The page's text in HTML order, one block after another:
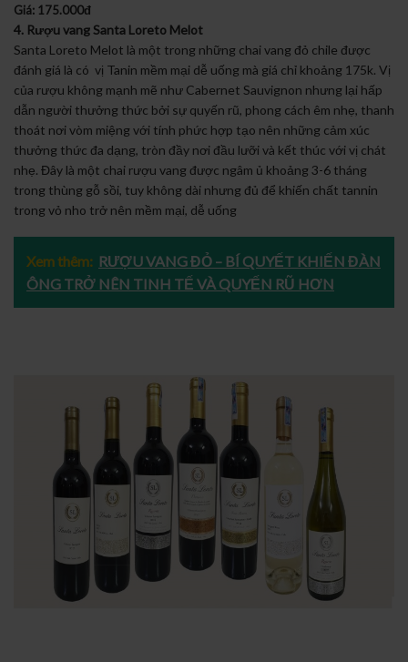
Giá: 175.000đ
4. Rượu vang Santa Loreto Melot
Santa Loreto Melot là một trong những chai vang đỏ chile được
đánh giá là có vị Tanin mềm mại dễ uống mà giá chỉ khoảng 175k. Vị
của rượu không mạnh mẽ như Cabernet Sauvignon nhưng lại hấp
dẫn người thưởng thức bởi sự quyến rũ, phong cách êm nhẹ, thanh
thoát nơi vòm miệng với tính phức hợp tạo nên những cảm xúc
thưởng thức đa dạng, tròn đầy nơi đầu lưỡi và kết thúc với vị chát
nhẹ. Đây là một chai rượu vang được ngâm ủ khoảng 3-6 tháng
trong thùng gỗ sồi, tuy không dài nhưng đủ để khiến chất tannin
trong vỏ nho trở nên mềm mại, dễ uống
Xem thêm: RƯỢU VANG ĐỎ – BÍ QUYẾT KHIẾN ĐÀN
ÔNG TRỞ NÊN TINH TẾ VÀ QUYẾN RŨ HƠN